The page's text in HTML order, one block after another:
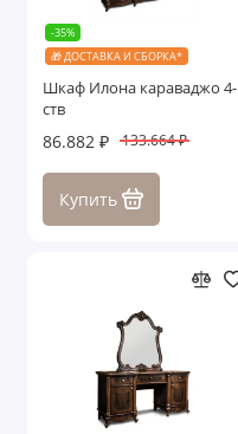
Марселла
Мишель
Мокко
Мона Лиза
Нонна
Патрисия
-35%
🎁 ДОСТАВКА И СБОРКА*
Шкаф Илона караваджо 4-
ств
86.882 ₽ 133.664 ₽
Купить